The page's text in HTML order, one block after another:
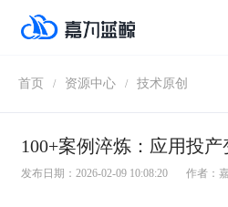
首页 / 资源中心 / 技术原创
100+案例淬炼：应用投
发布日期：2026-02-09 10:08:20 作者：